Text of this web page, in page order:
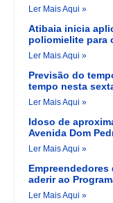
Ler Mais Aqui »
Atibaia inicia
poliomielite para
Ler Mais Aqui »
Previsão do
tempo nesta
Ler Mais Aqui »
Idoso de
Avenida Dom
Ler Mais Aqui »
aderir ao
Ler Mais Aqui »